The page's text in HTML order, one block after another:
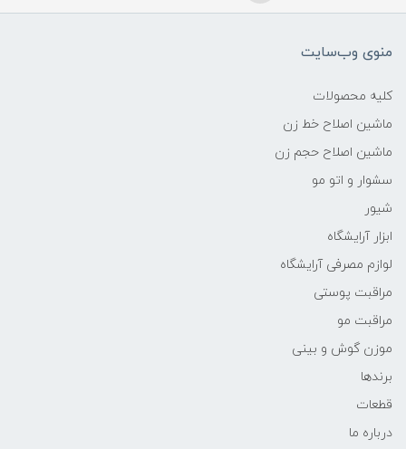
منوی وب‌سایت
کلیه محصولات
ماشین اصلاح خط زن
ماشین اصلاح حجم زن
سشوار و اتو مو
شیور
ابزار آرایشگاه
لوازم مصرفی آرایشگاه
مراقبت پوستی
مراقبت مو
موزن گوش و بینی
برندها
قطعات
درباره ما